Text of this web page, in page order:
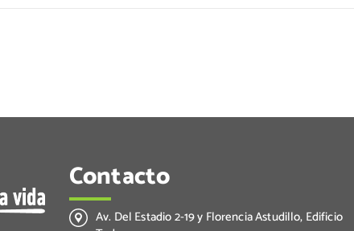
Contacto
Av. Del Estadio 2-19 y Florencia Astudillo, Edificio